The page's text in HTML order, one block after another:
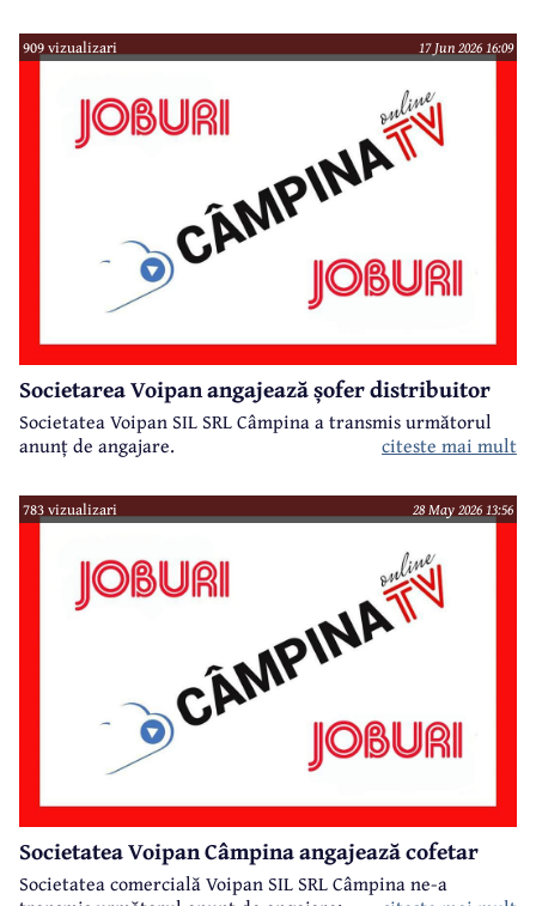
909 vizualizari 17 Jun 2026 16:09
Societarea Voipan angajează șofer distribuitor
Societatea Voipan SIL SRL Câmpina a transmis următorul
anunț de angajare.
citeste mai mult
783 vizualizari 28 May 2026 13:56
Societatea Voipan Câmpina angajează cofetar
Societatea comercială Voipan SIL SRL Câmpina ne-a